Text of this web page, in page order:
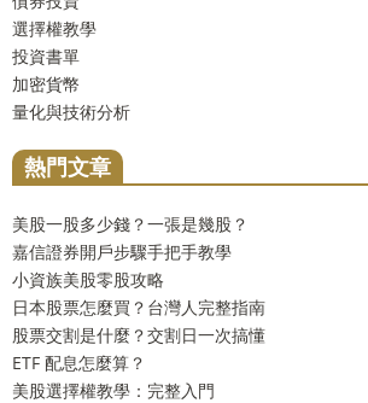
選擇權教學
投資書單
加密貨幣
量化與技術分析
熱門文章
美股一股多少錢？一張是幾股？
嘉信證券開戶步驟手把手教學
小資族美股零股攻略
日本股票怎麼買？台灣人完整指南
股票交割是什麼？交割日一次搞懂
ETF 配息怎麼算？
美股選擇權教學：完整入門